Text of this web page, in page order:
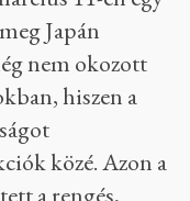
és szökőár nukleáris
/ AFP
egy
minősül
hogy a